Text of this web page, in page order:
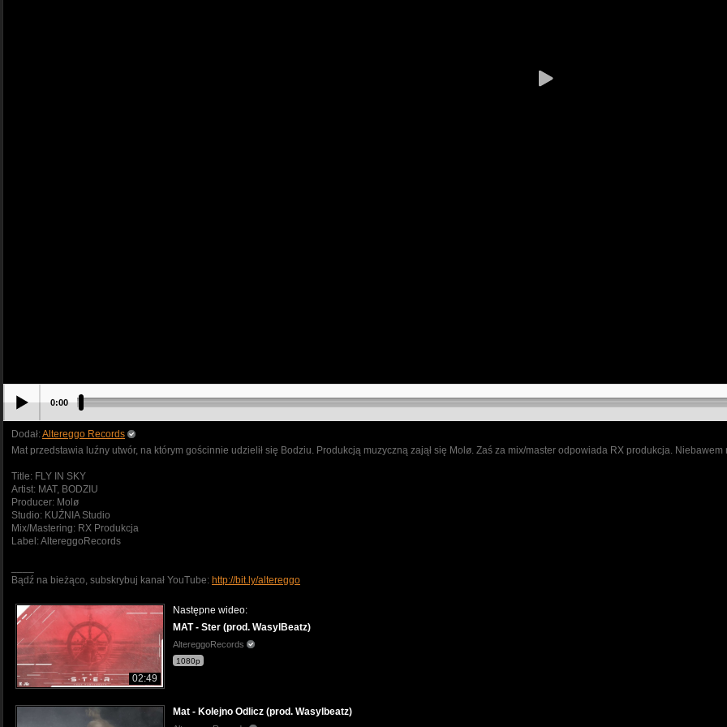
0:00
Dodał:Altereggo Records
Mat przedstawia luźny utwór, na którym gościnnie udzielił się Bodziu. Produkcją muzyczną zajął się Molø. Zaś za mix/master odpowiada RX produkcja.
Title: FLY IN SKY
Artist: MAT, BODZIU
Producer: Molø
Studio: KUŹNIA Studio
Mix/Mastering: RX Produkcja
Label: AltereggoRecords
Bądź na bieżąco, subskrybuj kanał YouTube: http://bit.ly/altereggo
02:49
Następne wideo:
MAT - Ster (prod. WasylBeatz)
AltereggoRecords
1080p
Mat - Kolejno Odlicz (prod. Wasylbeatz)